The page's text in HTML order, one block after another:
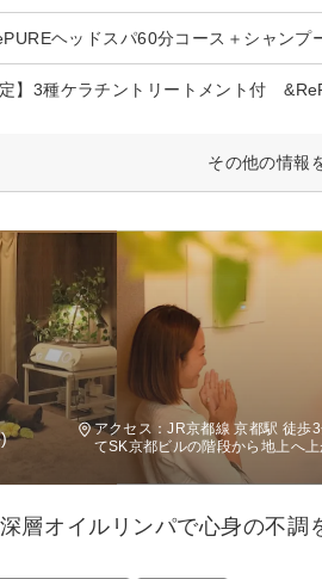
ヘッドスパ60分コース＋シャンプ
定】3種ケラチントリートメント付
その他の情報
アクセス：JR京都線 京都駅 徒歩
てSK京都ビルの階段から地上へ
深層オイルリンパで心身の不